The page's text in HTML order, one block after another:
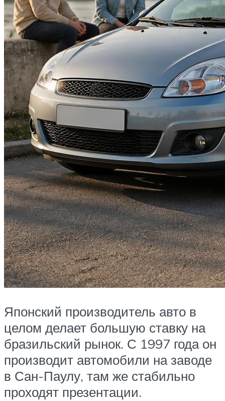
Японский производитель авто в
целом делает большую ставку на
бразильский рынок. С 1997 года он
производит автомобили на заводе
в Сан-Паулу, там же стабильно
проходят презентации.